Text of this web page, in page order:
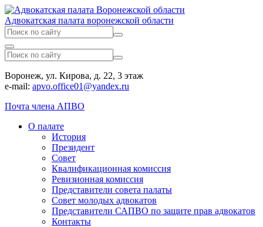
Адвокатская палата воронежской области
Воронеж, ул. Кирова, д. 22, 3 этаж
e-mail: apvo.office01@yandex.ru
Почта члена АПВО
О палате
История
Президент
Совет
Квалификационная комиссия
Ревизионная комиссия
Представители совета палаты
Совет молодых адвокатов
Представители САПВО по защите прав адвокатов
Контакты